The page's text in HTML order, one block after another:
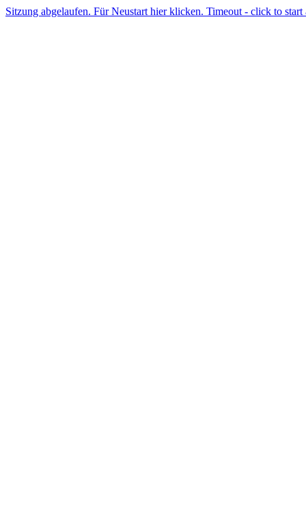
Sitzung abgelaufen. Für Neustart hier klicken. Timeout - click to start